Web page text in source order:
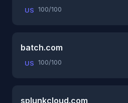
US 100/100
batch.com
US 100/100
splunkcloud.com